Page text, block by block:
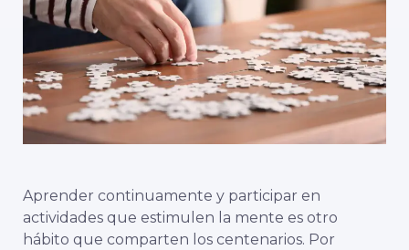
Aprender continuamente y participar en
actividades que estimulen la mente es otro
hábito que comparten los centenarios. Por